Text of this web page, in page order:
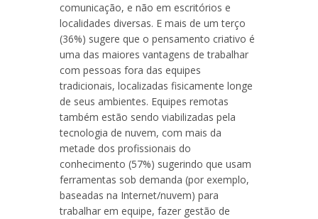
comunicação, e não em escritórios e
localidades diversas. E mais de um terço
(36%) sugere que o pensamento criativo é
uma das maiores vantagens de trabalhar
com pessoas fora das equipes
tradicionais, localizadas fisicamente longe
de seus ambientes. Equipes remotas
também estão sendo viabilizadas pela
tecnologia de nuvem, com mais da
metade dos profissionais do
conhecimento (57%) sugerindo que usam
ferramentas sob demanda (por exemplo,
baseadas na Internet/nuvem) para
trabalhar em equipe, fazer gestão de